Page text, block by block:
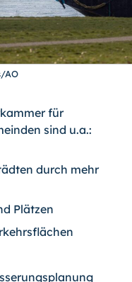
AO
für
sind u.a.:
durch mehr
Plätzen